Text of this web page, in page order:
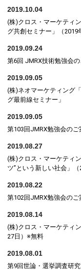
2019.10.04
(株)クロス・マーケティ
グ共創セミナー」（2019
2019.09.24
第6回 JMRX技術勉強会の
2019.09.05
(株)ネオマーケティング
グ最前線セミナー」
2019.09.05
第103回JMRX勉強会のご
2019.08.27
(株)クロス・マーケティ
ツ”という新しい社会」
2019.08.22
第102回JMRX勉強会のご
2019.08.14
(株)クロス・マーケティ
27日）※無料
2019.08.01
第9回世論・選挙調査研